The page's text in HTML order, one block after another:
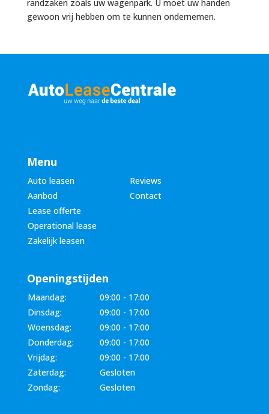
randzaken zoals uw wagenpark. U moet uw handen
gewoon vrij hebben om te kunnen ondernemen.
Menu
Auto leasen
Reviews
Aanbod
Contact
Lease offerte
Operational lease
Zakelijk leasen
Openingstijden
Maandag:
09:00 - 17:00
Dinsdag:
09:00 - 17:00
Woensdag:
09:00 - 17:00
Donderdag:
09:00 - 17:00
Vrijdag:
09:00 - 17:00
Zaterdag:
Gesloten
Zondag:
Gesloten